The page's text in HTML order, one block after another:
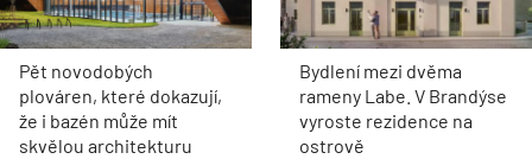
Pět novodobých
plováren, které dokazují,
že i bazén může mít
skvělou architekturu
Bydlení mezi dvěma
rameny Labe. V Brandýse
vyroste rezidence na
ostrově